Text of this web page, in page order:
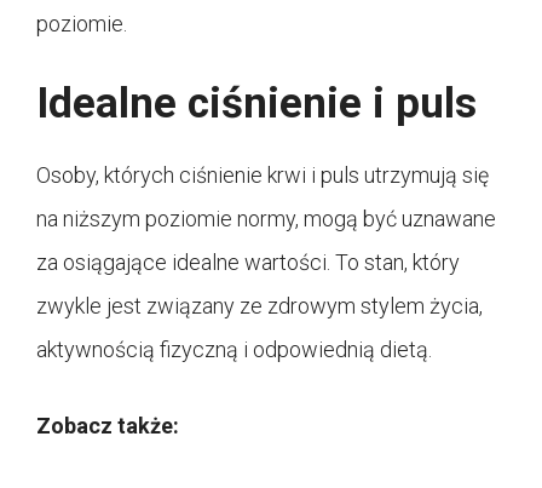
poziomie.
Idealne ciśnienie i puls
Osoby, których ciśnienie krwi i puls utrzymują się
na niższym poziomie normy, mogą być uznawane
za osiągające idealne wartości. To stan, który
zwykle jest związany ze zdrowym stylem życia,
aktywnością fizyczną i odpowiednią dietą.
Zobacz także: